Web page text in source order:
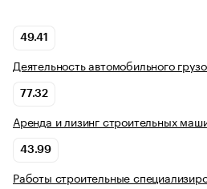
49.41
Деятельность автомобильного
77.32
Аренда и лизинг строительных
43.99
Работы строительные